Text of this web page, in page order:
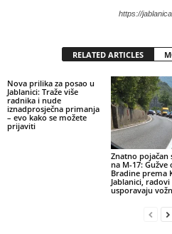
https://
RELATED ARTICLES
Nova prilika za posao u
Jablanici: Traže više
radnika i nude
iznadprosječna primanja
– evo kako se možete
prijaviti
Znatno pojačan
na M-17: Gužve
Bradine prema
Jablanici,
usporavaju